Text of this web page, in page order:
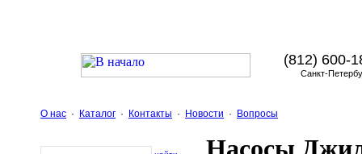
(812) 600-
Санкт-
О нас · Каталог · Контакты · Новости · Вопросы